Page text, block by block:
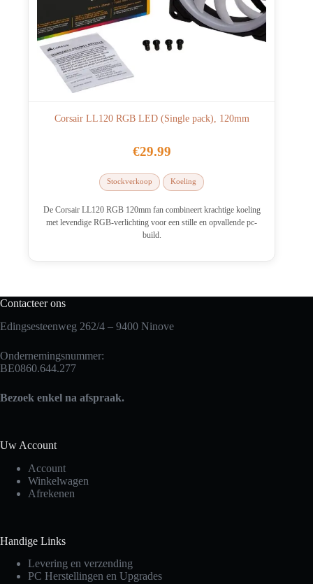
Corsair LL120 RGB LED (Single pack), 120mm
€29.99
Stockverkoop Koeling
De Corsair LL120 RGB 120mm fan combineert krachtige koeling
met levendige RGB-verlichting voor een stille en opvallende pc-
build.
Contacteer ons
Edingsesteenweg 262/4 – 9400 Ninove
Ondernemingsnummer:
BE0860.644.277
Bezoek enkel na afspraak.
Uw Account
Account
Winkelwagen
Afrekenen
Handige Links
Levering en verzending
PC Herstellingen en Upgrades